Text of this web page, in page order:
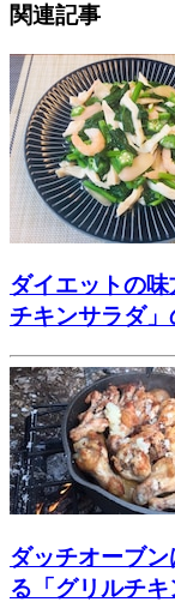
関連記事
ダイエットの
チキンサラダ
ダッチオーブ
る「グリルチ